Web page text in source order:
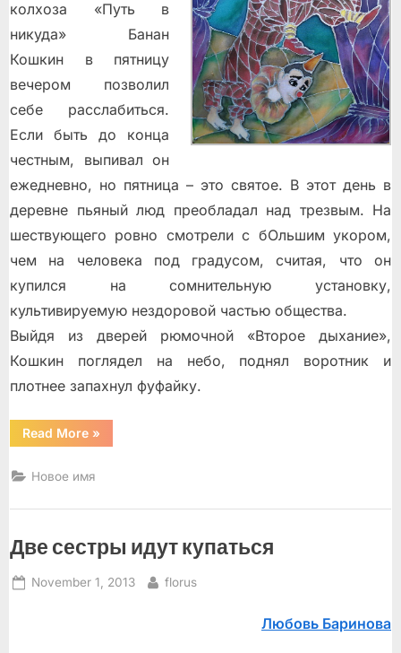
колхоза «Путь в
никуда» Банан
Кошкин в пятницу
вечером позволил
себе расслабиться.
Если быть до конца
честным, выпивал он
ежедневно, но пятница – это святое. В этот день в
деревне пьяный люд преобладал над трезвым. На
шествующего ровно смотрели с бОльшим укором,
чем на человека под градусом, считая, что он
купился на сомнительную установку,
культивируемую нездоровой частью общества.
Выйдя из дверей рюмочной «Второе дыхание»,
Кошкин поглядел на небо, поднял воротник и
плотнее запахнул фуфайку.
Read More“Храм
Исцеляющего
»
Новое имя
Две сестры идут купаться
Posted
November 1, 2013 By
florus
Любовь Баринова